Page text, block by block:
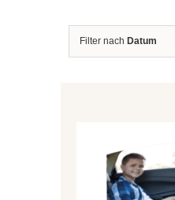
Filter nach Datum